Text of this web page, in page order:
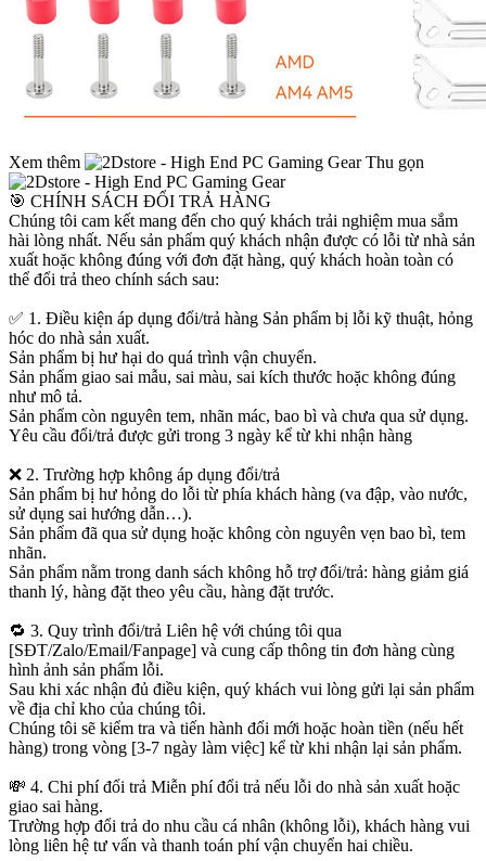
Xem thêm Thu gọn
🎯 CHÍNH SÁCH ĐỔI TRẢ HÀNG
Chúng tôi cam kết mang đến cho quý khách trải nghiệm mua sắm
hài lòng nhất. Nếu sản phẩm quý khách nhận được có lỗi từ nhà sản
xuất hoặc không đúng với đơn đặt hàng, quý khách hoàn toàn có
thể đổi trả theo chính sách sau:
✅ 1. Điều kiện áp dụng đổi/trả hàng Sản phẩm bị lỗi kỹ thuật, hỏng
hóc do nhà sản xuất.
Sản phẩm bị hư hại do quá trình vận chuyển.
Sản phẩm giao sai mẫu, sai màu, sai kích thước hoặc không đúng
như mô tả.
Sản phẩm còn nguyên tem, nhãn mác, bao bì và chưa qua sử dụng.
Yêu cầu đổi/trả được gửi trong 3 ngày kể từ khi nhận hàng
❌ 2. Trường hợp không áp dụng đổi/trả
Sản phẩm bị hư hỏng do lỗi từ phía khách hàng (va đập, vào nước,
sử dụng sai hướng dẫn…).
Sản phẩm đã qua sử dụng hoặc không còn nguyên vẹn bao bì, tem
nhãn.
Sản phẩm nằm trong danh sách không hỗ trợ đổi/trả: hàng giảm giá
thanh lý, hàng đặt theo yêu cầu, hàng đặt trước.
🔁 3. Quy trình đổi/trả Liên hệ với chúng tôi qua
[SĐT/Zalo/Email/Fanpage] và cung cấp thông tin đơn hàng cùng
hình ảnh sản phẩm lỗi.
Sau khi xác nhận đủ điều kiện, quý khách vui lòng gửi lại sản phẩm
về địa chỉ kho của chúng tôi.
Chúng tôi sẽ kiểm tra và tiến hành đổi mới hoặc hoàn tiền (nếu hết
hàng) trong vòng [3-7 ngày làm việc] kể từ khi nhận lại sản phẩm.
💸 4. Chi phí đổi trả Miễn phí đổi trả nếu lỗi do nhà sản xuất hoặc
giao sai hàng.
Trường hợp đổi trả do nhu cầu cá nhân (không lỗi), khách hàng vui
lòng liên hệ tư vấn và thanh toán phí vận chuyển hai chiều.